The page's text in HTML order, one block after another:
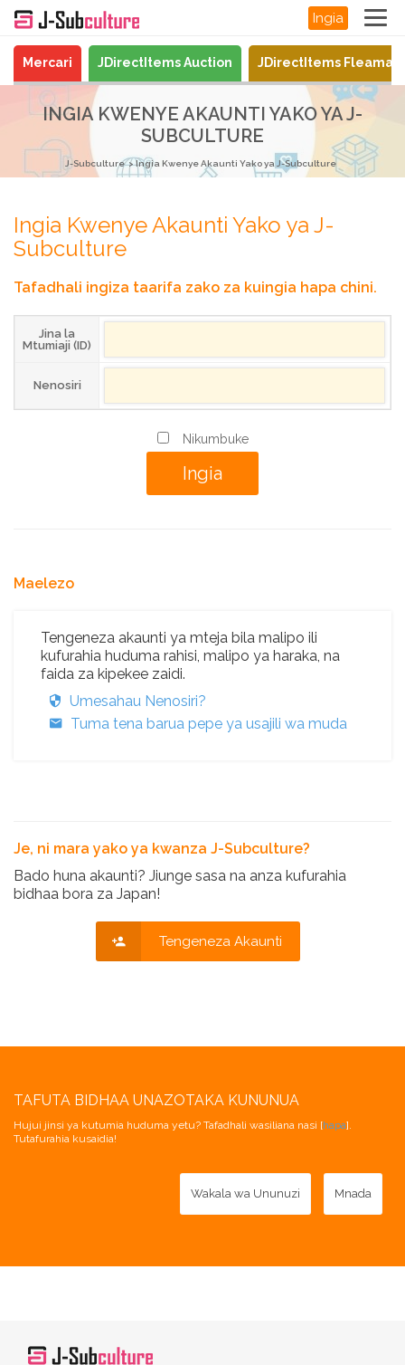
Ingia
Mercari JDirectItems Auction JDirectItems
INGIA KWENYE AKAUNTI YAKO YA J-
SUBCULTURE
J-Subculture Ingia Kwenye Akaunti Yako ya J-Subculture
Ingia Kwenye Akaunti Yako ya J-
Subculture
Tafadhali ingiza taarifa zako za kuingia hapa chini.
Jina la
Mtumiaji (ID)
Nenosiri
Nikumbuke
Maelezo
Tengeneza akaunti ya mteja bila malipo ili
kufurahia huduma rahisi, malipo ya haraka, na
faida za kipekee zaidi.
Umesahau Nenosiri?
Tuma tena barua pepe ya usajili wa muda
Je, ni mara yako ya kwanza J-Subculture?
Bado huna akaunti? Jiunge sasa na anza kufurahia
bidhaa bora za Japan!
Tengeneza Akaunti
TAFUTA BIDHAA UNAZOTAKA KUNUNUA
Hujui jinsi ya kutumia huduma yetu? Tafadhali wasiliana nasi [hapa].
Tutafurahia kusaidia!
Wakala wa Ununuzi Mnada